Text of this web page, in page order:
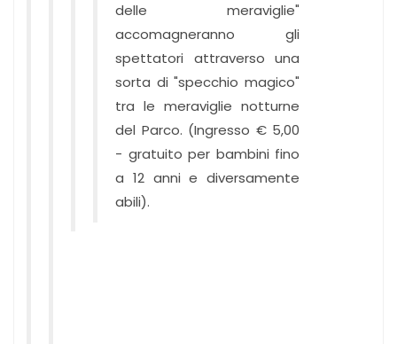
delle meraviglie"
accomagneranno gli
spettatori attraverso una
sorta di "specchio magico"
tra le meraviglie notturne
del Parco. (Ingresso € 5,00
- gratuito per bambini fino
a 12 anni e diversamente
abili).